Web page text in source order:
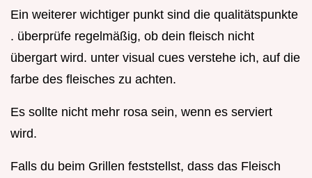
Ein weiterer wichtiger punkt sind die qualitätspunkte
. überprüfe regelmäßig, ob dein fleisch nicht
übergart wird. unter visual cues verstehe ich, auf die
farbe des fleisches zu achten.
Es sollte nicht mehr rosa sein, wenn es serviert
wird.
Falls du beim Grillen feststellst, dass das Fleisch